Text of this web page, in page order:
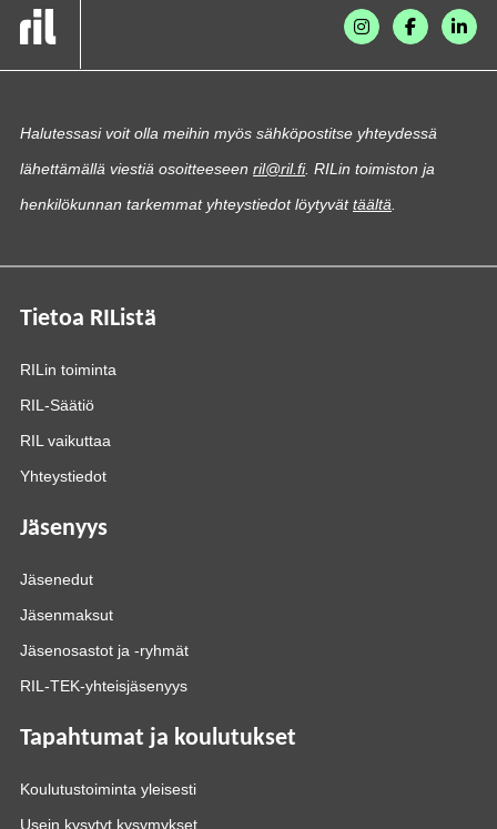
Halutessasi voit olla meihin myös sähköpostitse yhteydessä
lähettämällä viestiä osoitteeseen ril@ril.fi. RILin toimiston ja
henkilökunnan tarkemmat yhteystiedot löytyvättäältä.
Tietoa RIListä
RILin toiminta
RIL-Säätiö
RIL vaikuttaa
Yhteystiedot
Jäsenyys
Jäsenedut
Jäsenmaksut
Jäsenosastot ja -ryhmät
RIL-TEK-yhteisjäsenyys
Tapahtumat ja koulutukset
Koulutustoiminta yleisesti
Usein kysytyt kysymykset